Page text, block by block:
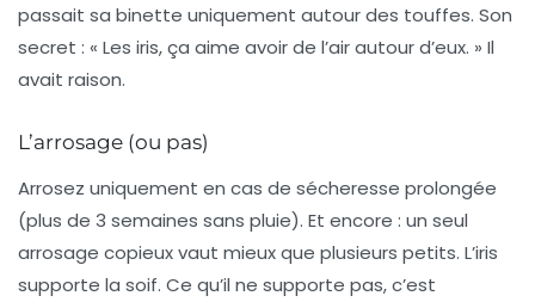
passait sa binette uniquement autour des touffes. Son
secret : « Les iris, ça aime avoir de l’air autour d’eux. » Il
avait raison.
L’arrosage (ou pas)
Arrosez uniquement en cas de sécheresse prolongée
(plus de 3 semaines sans pluie). Et encore : un seul
arrosage copieux vaut mieux que plusieurs petits. L’iris
supporte la soif. Ce qu’il ne supporte pas, c’est